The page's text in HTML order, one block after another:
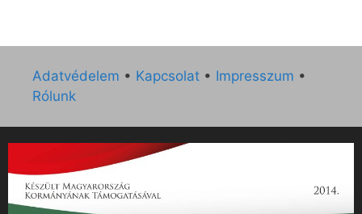
Adatvédelem • Kapcsolat • Impresszum •
Rólunk